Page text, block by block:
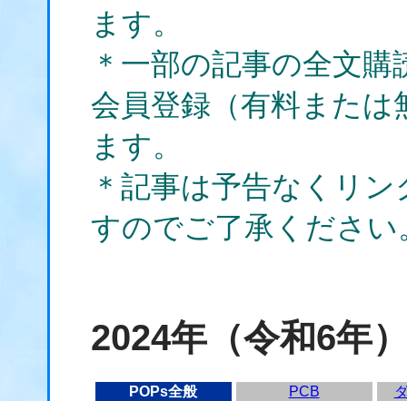
ます。
＊一部の記事の全文
会員登録（有料また
ます。
＊記事は予告なくリ
すのでご了承ください
2024年（令和6年
POPs全般 PCB